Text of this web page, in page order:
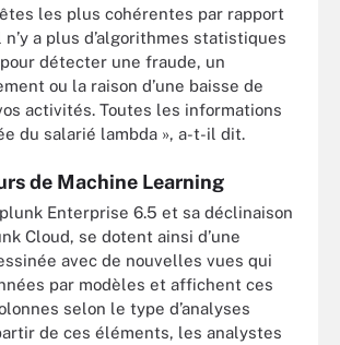
les plus cohérentes par rapport
a plus d’algorithmes statistiques
détecter une fraude, un
ou la raison d’une baisse de
activités. Toutes les informations
du salarié lambda », a-t-il dit.
de Machine Learning
Enterprise 6.5 et sa déclinaison
Cloud, se dotent ainsi d’une
avec de nouvelles vues qui
par modèles et affichent ces
selon le type d’analyses
de ces éléments, les analystes